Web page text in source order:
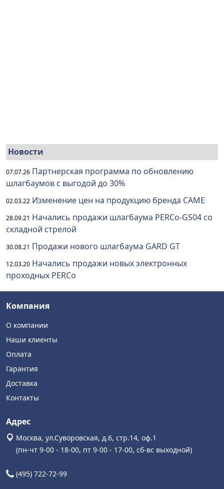
Новости
07.07.26 Партнерская программа по обновлению
шлагбаумов с выгодой до 30%
02.03.22 Изменение цен на продукцию бренда CAME
28.09.21 Начались продажи шлагбаума PERCo-GS04 со
складной стрелой
30.08.21 Продажи нового шлагбаума GARD GT
12.03.20 Начались продажи новых электронных
проходных PERCo
Компания
О компании
Наши клиенты
Оплата
Гарантия
Доставка
Контакты
Адрес
Москва, ул.Суворовская, д.6, стр.14, оф.1
(пн-чт 9-00 - 18-00, пт 9-00 - 17-00, сб-вс выходной)
(495) 722-72-99